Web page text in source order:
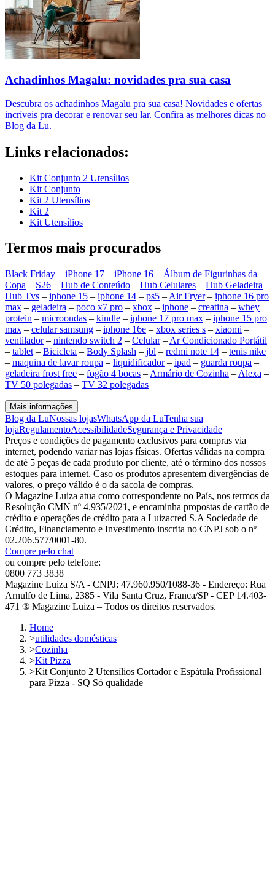
Achadinhos Magalu: novidades pra sua casa
Descubra os achadinhos Magalu pra sua casa! Novidades e ofertas
incríveis pra decorar e renovar seu lar. Confira as melhores dicas no
Blog da Lu.
Links relacionados:
Kit Conjunto 2 Utensílios
Kit Conjunto
Kit 2 Utensílios
Kit 2
Kit Utensílios
Termos mais procurados
Black Friday – iPhone 17 – iPhone 16 – Álbum de Figurinhas da
Copa – S26 – Hub de Conteúdo – Hub Celulares – Hub Geladeira –
Hub Tvs – iphone 15 – iphone 14 – ps5 – Air Fryer– iphone 16 pro
max – geladeira – poco x7 pro – xbox – iphone – creatina – whey
protein – microondas – kindle – iphone 17 pro max – iphone 15 pro
max – celular samsung – iphone 16e – xbox series s – xiaomi –
ventilador– nintendo switch 2 – Celular– Ar Condicionado Portátil
– tablet – Bicicleta – Body Splash – jbl – redmi note 14 – tenis nike
– maquina de lavar roupa – liquidificador– ipad – guarda roupa –
geladeira frost free – fogão 4 bocas – Armário de Cozinha – Alexa –
TV 50 polegadas – TV 32 polegadas
Mais informações
Blog da LuNossas lojasWhatsApp da LuTenha sua
lojaRegulamentoAcessibilidadeSegurança e Privacidade
Preços e condições de pagamento exclusivos para compras via
internet, podendo variar nas lojas físicas. Ofertas válidas na compra
de até 5 peças de cada produto por cliente, até o término dos nossos
estoques para internet. Caso os produtos apresentem divergências de
valores, o preço válido é o da sacola de compras.
O Magazine Luiza atua como correspondente no País, nos termos da
Resolução CMN nº 4.935/2021, e encaminha propostas de cartão de
crédito e operações de crédito para a Luizacred S.A Sociedade de
Crédito, Financiamento e Investimento inscrita no CNPJ sob o nº
02.206.577/0001-80.
Compre pelo chat
ou compre pelo telefone:
0800 773 3838
Magazine Luiza S/A - CNPJ: 47.960.950/1088-36 - Endereço: Rua
Arnulfo de Lima, 2385 - Vila Santa Cruz, Franca/SP - CEP 14.403-
471 ® Magazine Luiza – Todos os direitos reservados.
Home
>utilidades domésticas
>Cozinha
>Kit Pizza
>Kit Conjunto 2 Utensílios Cortador e Espátula Profissional
para Pizza - SQ Só qualidade